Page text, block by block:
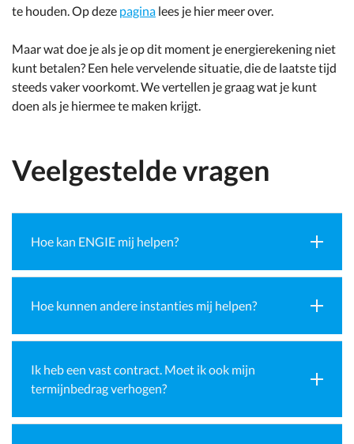
te houden. Op deze pagina lees je hier meer over.
Maar wat doe je als je op dit moment je energierekening niet
kunt betalen? Een hele vervelende situatie, die de laatste tijd
steeds vaker voorkomt. We vertellen je graag wat je kunt
doen als je hiermee te maken krijgt.
Veelgestelde vragen
Hoe kan ENGIE mij helpen?
Hoe kunnen andere instanties mij helpen?
Ik heb een vast contract. Moet ik ook mijn
termijnbedrag verhogen?